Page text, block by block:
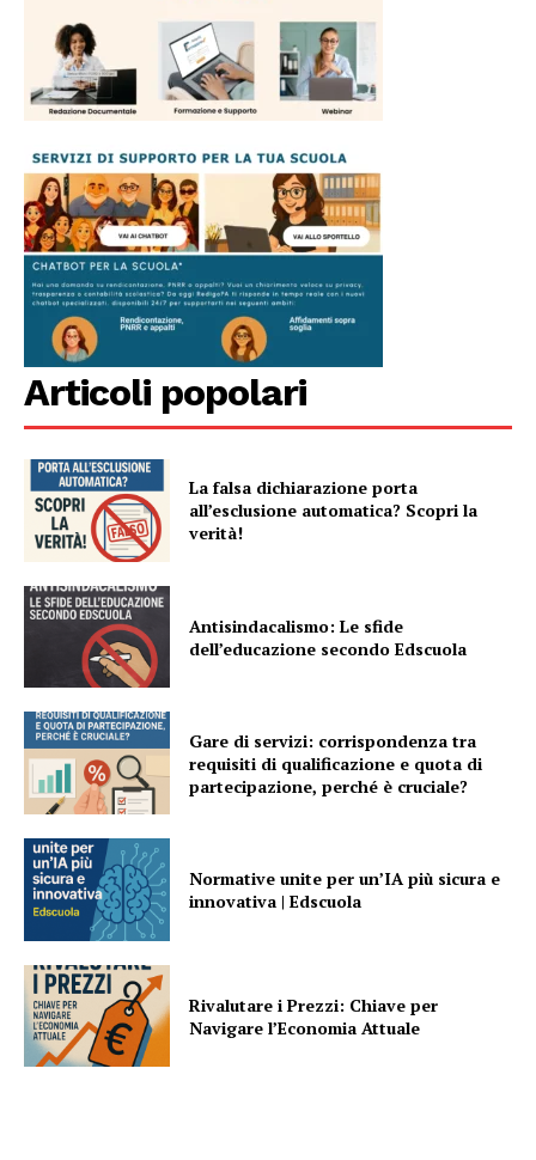
Articoli popolari
La falsa dichiarazione porta
all’esclusione automatica? Scopri la
verità!
Antisindacalismo: Le sfide
dell’educazione secondo Edscuola
Gare di servizi: corrispondenza tra
requisiti di qualificazione e quota di
partecipazione, perché è cruciale?
Normative unite per un’IA più sicura e
innovativa | Edscuola
Rivalutare i Prezzi: Chiave per
Navigare l’Economia Attuale